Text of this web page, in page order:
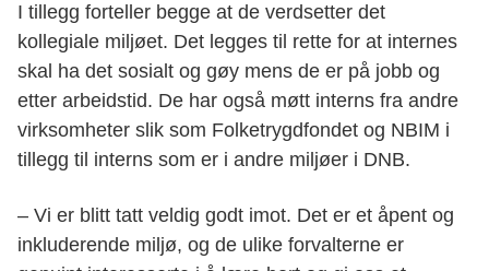
I tillegg forteller begge at de verdsetter det
kollegiale miljøet. Det legges til rette for at internes
skal ha det sosialt og gøy mens de er på jobb og
etter arbeidstid. De har også møtt interns fra andre
virksomheter slik som Folketrygdfondet og NBIM i
tillegg til interns som er i andre miljøer i DNB.
– Vi er blitt tatt veldig godt imot. Det er et åpent og
inkluderende miljø, og de ulike forvalterne er